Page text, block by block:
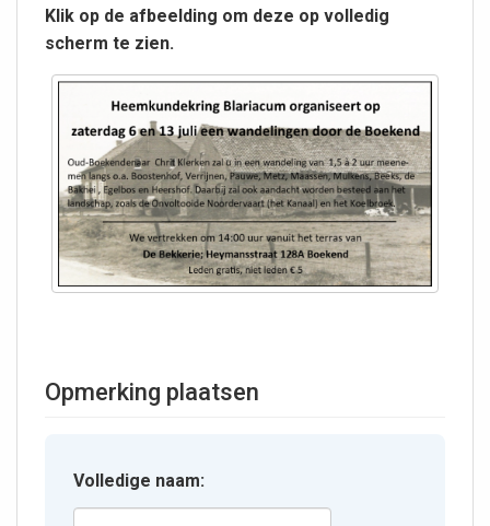
Klik op de afbeelding om deze op volledig
scherm te zien.
Opmerking plaatsen
Volledige naam: